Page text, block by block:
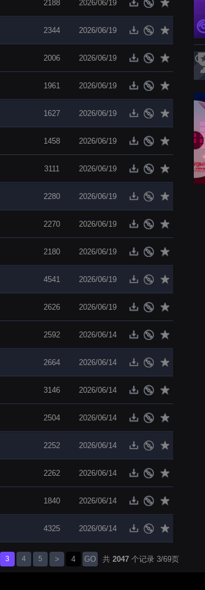
2188 2026/06/19
2344 2026/06/19
2006 2026/06/19
1961 2026/06/19
1627 2026/06/19
1458 2026/06/19
3111 2026/06/19
2280 2026/06/19
2270 2026/06/19
2180 2026/06/19
4541 2026/06/19
2626 2026/06/19
2592 2026/06/14
2664 2026/06/14
3146 2026/06/14
2504 2026/06/14
2252 2026/06/14
2262 2026/06/14
1840 2026/06/14
4325 2026/06/14
3 4 5 > GO 共 2047 个记录 3/69页